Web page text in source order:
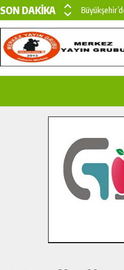
SON DAKİKA
Çin’den
İlçe
Bertiz’in